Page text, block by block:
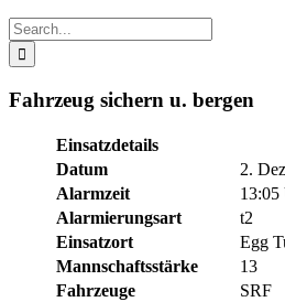
Search
for:
Fahrzeug sichern u. bergen
Einsatzdetails
Datum
2.
Alarmzeit
13:05
Alarmierungsart
t2
Einsatzort
Egg
Mannschaftsstärke
13
Fahrzeuge
SRF